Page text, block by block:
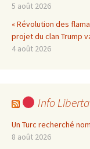
5 août 2026
« Révolution des
projet du clan Trump
4 août 2026
Info
Un Turc recherché
8 août 2026